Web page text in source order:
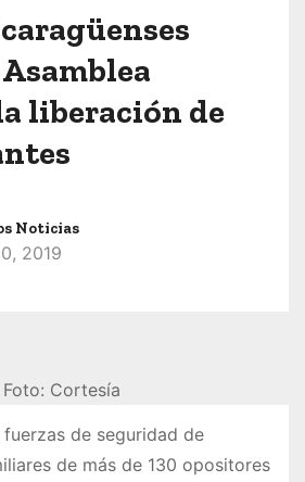
liberación de
Noticias
2019
Foto: Cortesía
de seguridad de
de más de 130 opositores